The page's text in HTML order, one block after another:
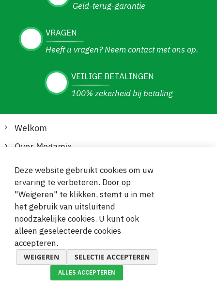
Geld-terug-garantie
VRAGEN
Heeft u vragen? Neem contact met ons op.
VEILIGE BETALINGEN
100% zekerheid bij betaling
Welkom
Over Megamix
Informatie
Klantenservice
Veilige en gemakkelijke betalingen
Deze website gebruikt cookies om uw
ervaring te verbeteren. Door op
"Weigeren" te klikken, stemt u in met
het gebruik van uitsluitend
noodzakelijke cookies. U kunt ook
alleen geselecteerde cookies
accepteren.
WEIGEREN SELECTIE ACCEPTEREN
ALLES ACCEPTEREN